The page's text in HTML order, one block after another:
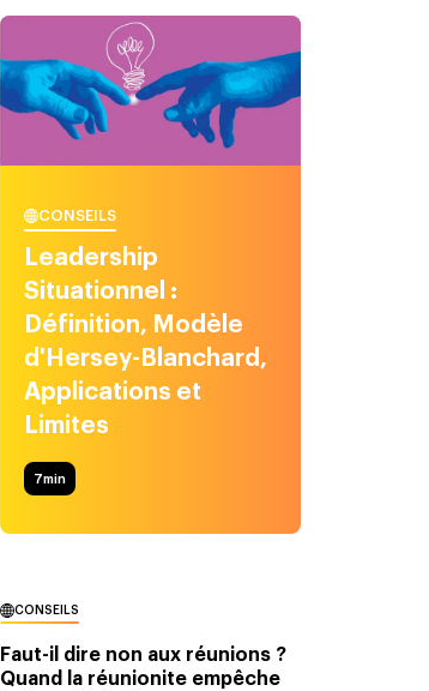
CONSEILS
Leadership
Situationnel :
Définition, Modèle
d'Hersey-Blanchard,
Applications et
Limites
7min
CONSEILS
Faut-il dire non aux réunions ?
Quand la réunionite empêche